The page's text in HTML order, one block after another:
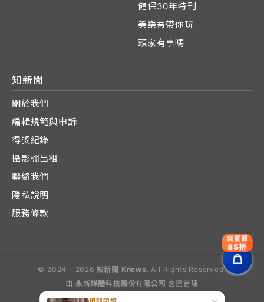
健保30年特刊
美樂蒂帶你玩
頭家有事嗎
知新聞
關於我們
編輯規範與申訴
得獎紀錄
攝影棚出租
聯絡我們
隱私說明
服務條款
© 2024 - 2026 知新聞 Knews . All Rights Reserved.
由 永新媒體科技股份有限公司 營運管理
爽夏節
85折